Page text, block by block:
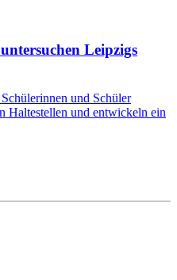
Leipzigs
und Schüler
Haltestellen und entwickeln ein